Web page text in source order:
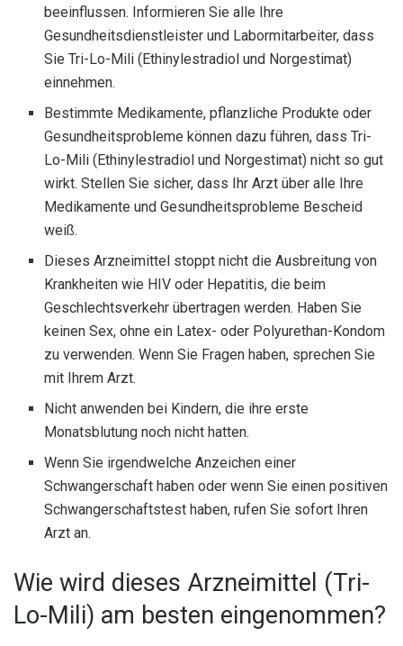
beeinflussen. Informieren Sie alle Ihre
Gesundheitsdienstleister und Labormitarbeiter, dass
Sie Tri-Lo-Mili (Ethinylestradiol und Norgestimat)
einnehmen.
Bestimmte Medikamente, pflanzliche Produkte oder
Gesundheitsprobleme können dazu führen, dass Tri-
Lo-Mili (Ethinylestradiol und Norgestimat) nicht so gut
wirkt. Stellen Sie sicher, dass Ihr Arzt über alle Ihre
Medikamente und Gesundheitsprobleme Bescheid
weiß.
Dieses Arzneimittel stoppt nicht die Ausbreitung von
Krankheiten wie HIV oder Hepatitis, die beim
Geschlechtsverkehr übertragen werden. Haben Sie
keinen Sex, ohne ein Latex- oder Polyurethan-Kondom
zu verwenden. Wenn Sie Fragen haben, sprechen Sie
mit Ihrem Arzt.
Nicht anwenden bei Kindern, die ihre erste
Monatsblutung noch nicht hatten.
Wenn Sie irgendwelche Anzeichen einer
Schwangerschaft haben oder wenn Sie einen positiven
Schwangerschaftstest haben, rufen Sie sofort Ihren
Arzt an.
Wie wird dieses Arzneimittel (Tri-
Lo-Mili) am besten eingenommen?